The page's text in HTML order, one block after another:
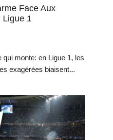
Face Aux
Ligue 1
monte: en Ligue 1, les
exagérées biaisent...